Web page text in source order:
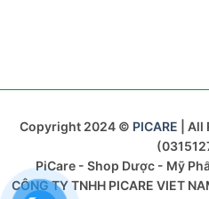
Copyright 2024 © PICARE |
PiCare - Shop Dược - Mỹ
CÔNG TY TNHH PICARE VIET